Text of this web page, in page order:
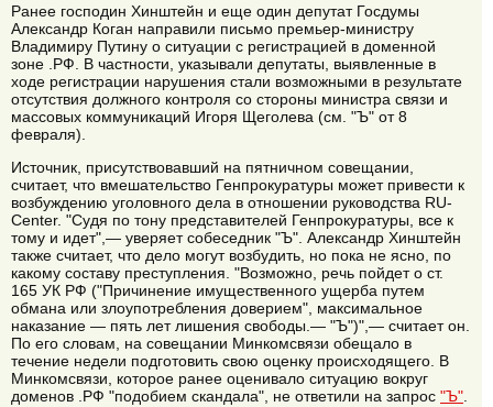
Ранее господин Хинштейн и еще один депутат Госдумы
Александр Коган направили письмо премьер-министру
Владимиру Путину о ситуации с регистрацией в доменной
зоне .РФ. В частности, указывали депутаты, выявленные в
ходе регистрации нарушения стали возможными в результате
отсутствия должного контроля со стороны министра связи и
массовых коммуникаций Игоря Щеголева (см. "Ъ" от 8
февраля).
Источник, присутствовавший на пятничном совещании,
считает, что вмешательство Генпрокуратуры может привести к
возбуждению уголовного дела в отношении руководства RU-
Center. "Судя по тону представителей Генпрокуратуры, все к
тому и идет",— уверяет собеседник "Ъ". Александр Хинштейн
также считает, что дело могут возбудить, но пока не ясно, по
какому составу преступления. "Возможно, речь пойдет о ст.
165 УК РФ ("Причинение имущественного ущерба путем
обмана или злоупотребления доверием", максимальное
наказание — пять лет лишения свободы.— "Ъ")",— считает он.
По его словам, на совещании Минкомсвязи обещало в
течение недели подготовить свою оценку происходящего. В
Минкомсвязи, которое ранее оценивало ситуацию вокруг
доменов .РФ "подобием скандала", не ответили на запрос "Ъ"